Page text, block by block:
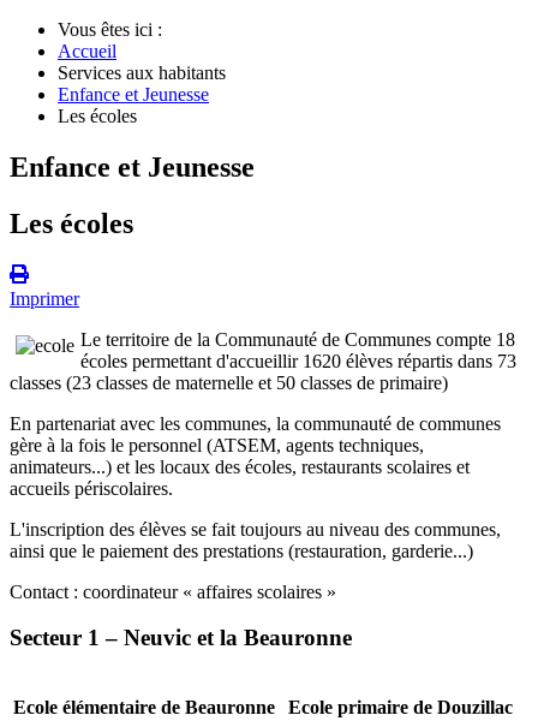
Vous êtes ici :
Accueil
Services aux habitants
Enfance et Jeunesse
Les écoles
Enfance et Jeunesse
Les écoles
Imprimer
Le territoire de la Communauté de Communes compte 18
écoles permettant d'accueillir 1620 élèves répartis dans 73
classes (23 classes de maternelle et 50 classes de primaire)
En partenariat avec les communes, la communauté de communes
gère à la fois le personnel (ATSEM, agents techniques,
animateurs...) et les locaux des écoles, restaurants scolaires et
accueils périscolaires.
L'inscription des élèves se fait toujours au niveau des communes,
ainsi que le paiement des prestations (restauration, garderie...)
Contact : coordinateur « affaires scolaires »
Secteur 1 – Neuvic et la Beauronne
Ecole élémentaire de Beauronne
Ecole primaire de Douzillac